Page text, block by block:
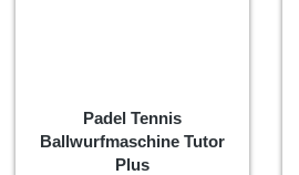
Padel Tennis
Ballwurfmaschine Tutor
Plus